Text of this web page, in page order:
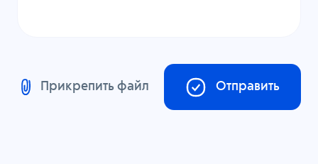
Прикрепить файл Отправить